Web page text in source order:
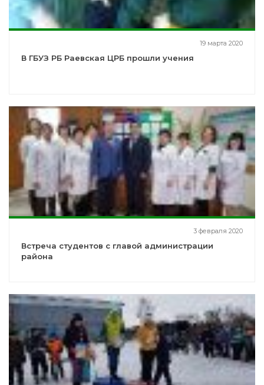
19 марта 2020
В ГБУЗ РБ Раевская ЦРБ прошли учения
3 февраля 2020
Встреча студентов с главой администрации
района